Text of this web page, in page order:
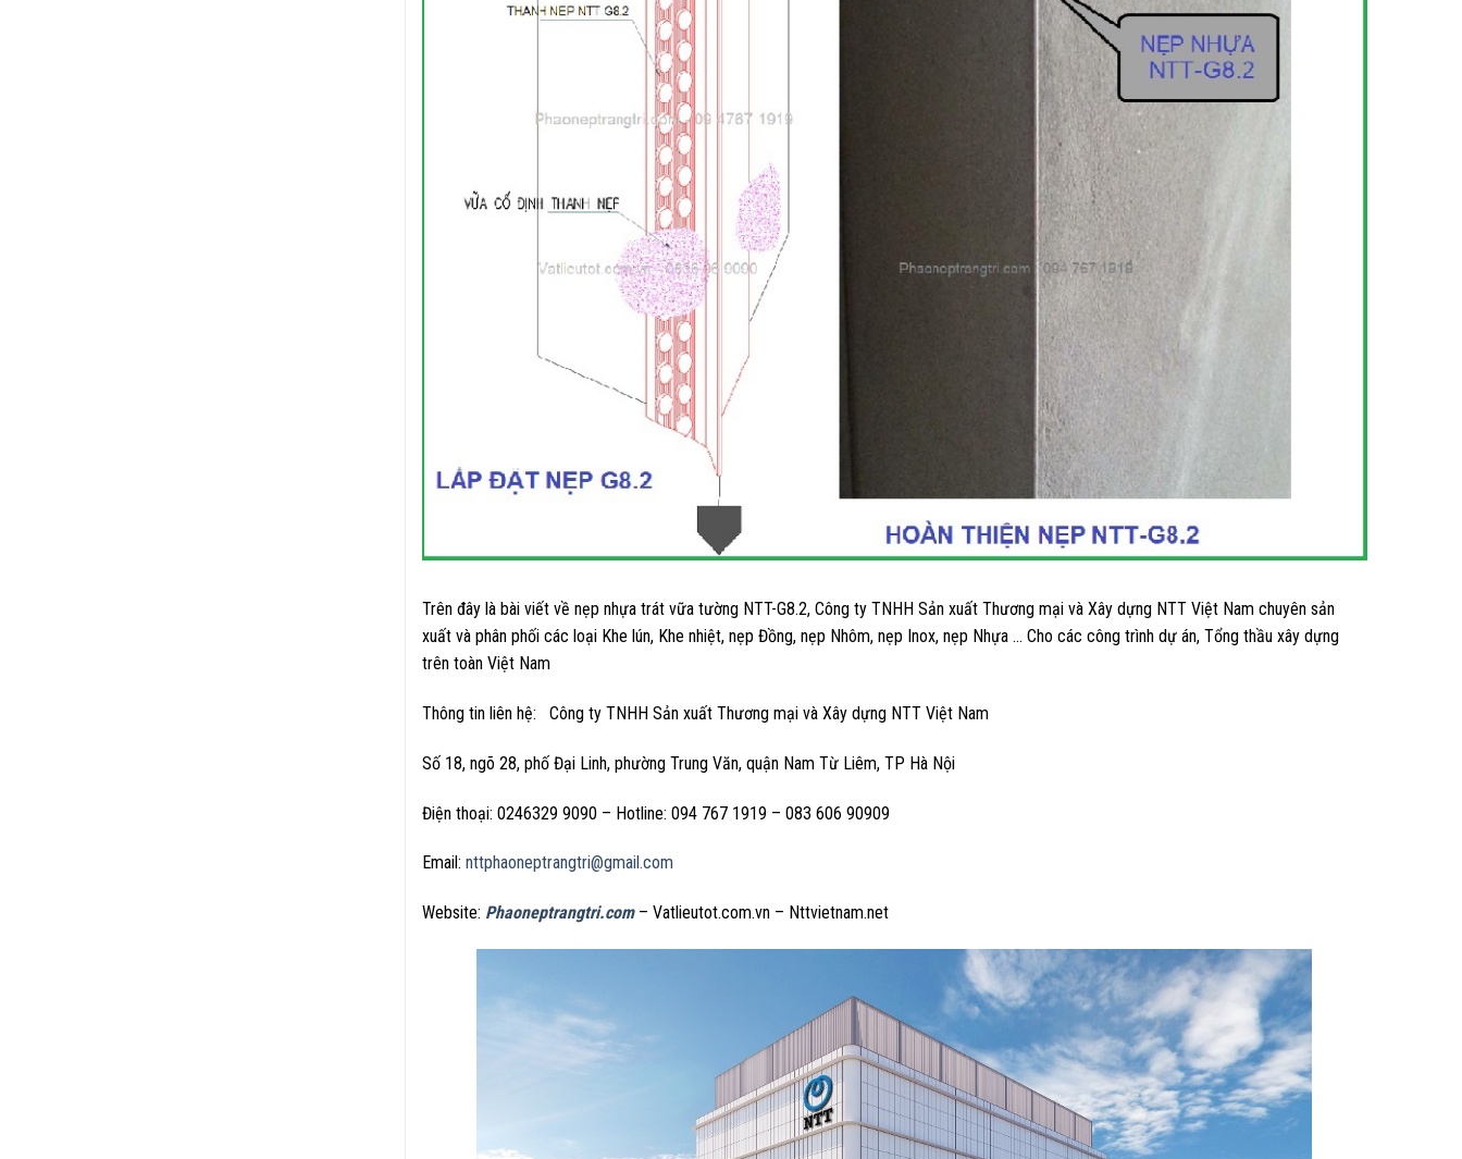
Trên đây là bài viết về nẹp nhựa trát vữa tường NTT-G8.2, Công ty TNHH Sản xuất Thương mại và Xây dựng NTT Việt Nam chuyên sản
xuất và phân phối các loại Khe lún, Khe nhiệt, nẹp Đồng, nẹp Nhôm, nẹp Inox, nẹp Nhựa … Cho các công trình dự án, Tổng thầu xây dựng
trên toàn Việt Nam
Thông tin liên hệ: Công ty TNHH Sản xuất Thương mại và Xây dựng NTT Việt Nam
Số 18, ngõ 28, phố Đại Linh, phường Trung Văn, quận Nam Từ Liêm, TP Hà Nội
Điện thoại: 0246329 9090 – Hotline: 094 767 1919 – 083 606 90909
Email: nttphaoneptrangtri@gmail.com
Website: Phaoneptrangtri.com– Vatlieutot.com.vn – Nttvietnam.net